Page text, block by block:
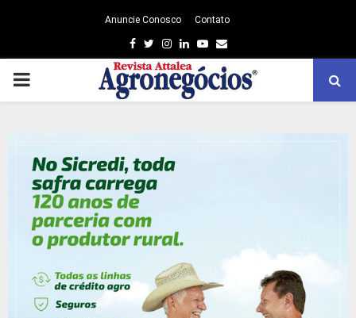
Anuncie Conosco Contato
Facebook
TwitterInstagram
LinkedinYoutube
Email
PRIMARY